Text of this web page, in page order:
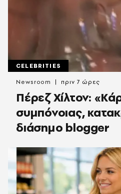
CELEBRITIES
Πέρεζ Χίλτον:
συμπόνοιας,
διάσημο blogger
Newsroom πριν 7 ώρες